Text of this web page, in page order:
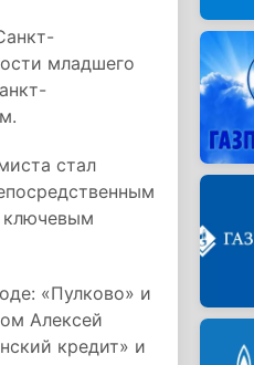
младшего
стал
ключевым
«Пулково» и
Алексей
кредит» и